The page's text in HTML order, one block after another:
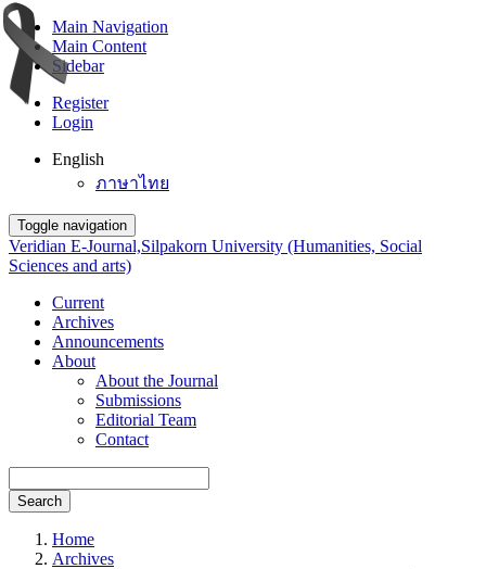
Main Navigation
Main Content
Sidebar
Register
Login
English
ภาษาไทย
Toggle navigation
Veridian E-Journal,Silpakorn University (Humanities, Social
Sciences and arts)
Current
Archives
Announcements
About
About the Journal
Submissions
Editorial Team
Contact
Search
Home
Archives